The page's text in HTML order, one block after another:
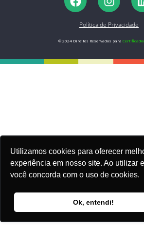
Utilizamos cookies para oferecer
experiência em nosso site. Ao utilizar
você concorda com o uso de cookies.
Ok, entendi!
Política de Privacidade
© 2024 Direitos Reservados para